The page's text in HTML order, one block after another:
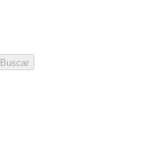
Buscar